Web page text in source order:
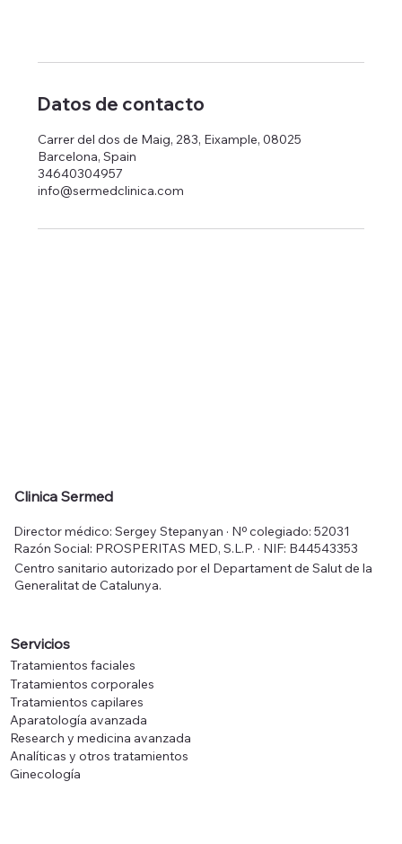
Datos de contacto
Carrer del dos de Maig, 283, Eixample, 08025
Barcelona, Spain
34640304957
info@sermedclinica.com
Clinica Sermed
Director médico: Sergey Stepanyan · Nº colegiado: 52031
Razón Social: PROSPERITAS MED, S.L.P. · NIF: B44543353
Centro sanitario autorizado por el Departament de Salut de la
Generalitat de Catalunya.
Servicios
Tratamientos faciales
Tratamientos corporales
Tratamientos capilares
Aparatología avanzada
Research y medicina avanzada
Analíticas y otros tratamientos
Ginecología